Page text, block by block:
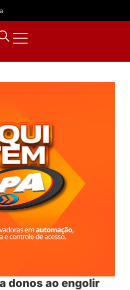
donos ao engolir